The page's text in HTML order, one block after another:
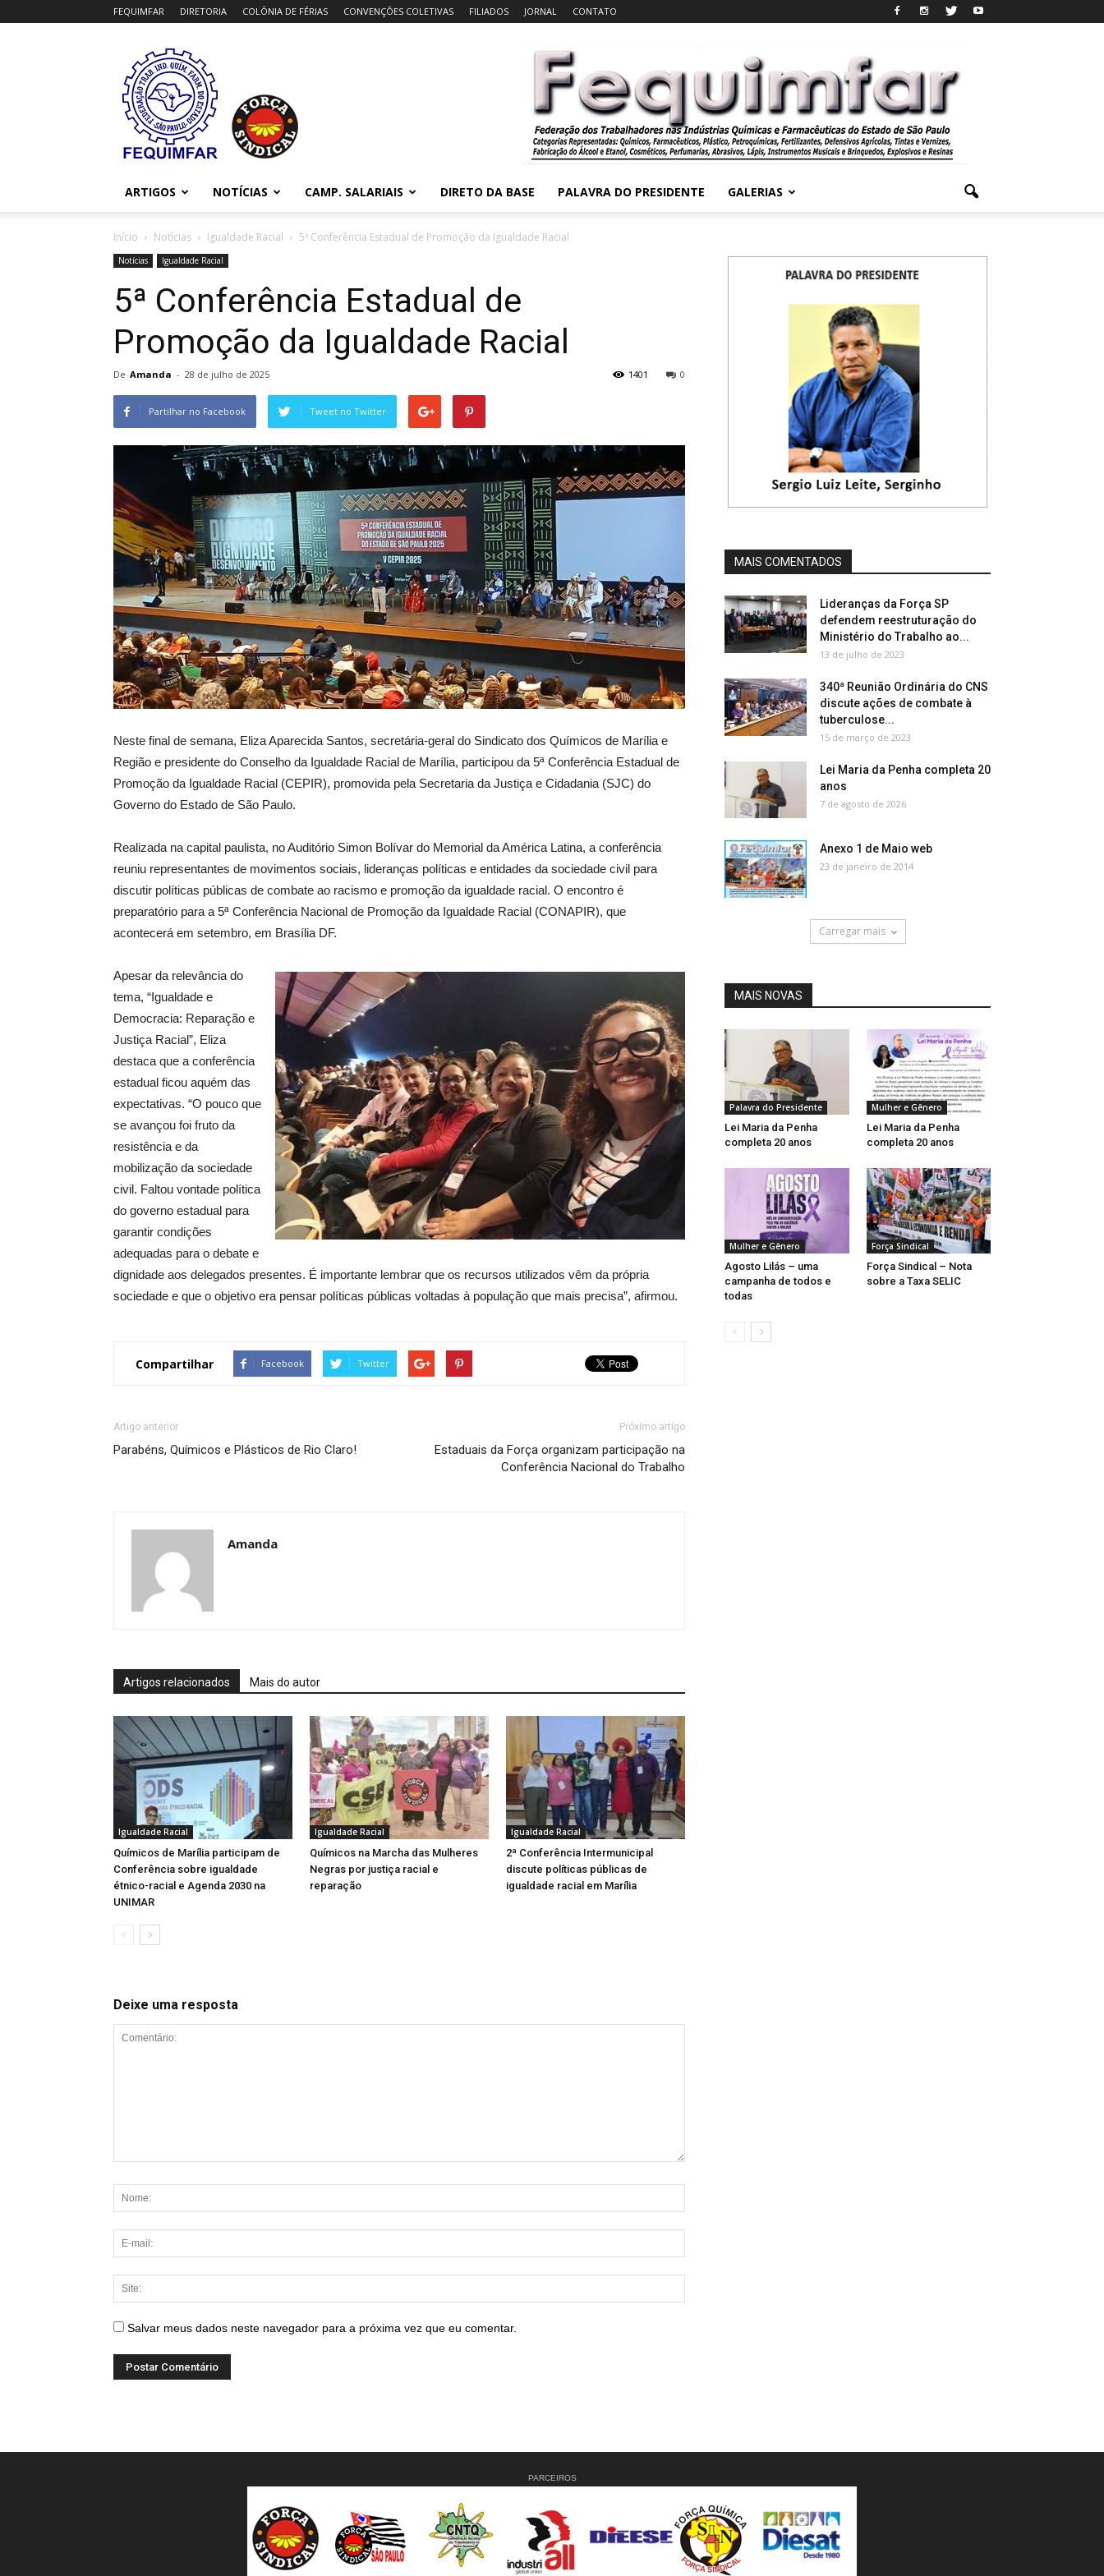
FEQUIMFAR DIRETORIA COLÔNIA DE FÉRIAS CONVENÇÕES COLETIVAS FILIADOS JORNAL CONTATO
ARTIGOS NOTÍCIAS CAMP. SALARIAIS DIRETO DA BASE PALAVRA DO PRESIDENTE GALERIAS
Início Notícias Igualdade Racial 5ª Conferência Estadual de Promoção da Igualdade Racial
Notícias Igualdade Racial
5ª Conferência Estadual de
Promoção da Igualdade Racial
De Amanda - 28 de julho de 2025 0
1401
Partilhar no Facebook Tweet no Twitter
Neste final de semana, Eliza Aparecida Santos, secretária-geral do Sindicato dos Químicos de Marília e
Região e presidente do Conselho da Igualdade Racial de Marília, participou da 5ª Conferência Estadual de
Promoção da Igualdade Racial (CEPIR), promovida pela Secretaria da Justiça e Cidadania (SJC) do
Governo do Estado de São Paulo.
Realizada na capital paulista, no Auditório Simon Bolívar do Memorial da América Latina, a conferência
reuniu representantes de movimentos sociais, lideranças políticas e entidades da sociedade civil para
discutir políticas públicas de combate ao racismo e promoção da igualdade racial. O encontro é
preparatório para a 5ª Conferência Nacional de Promoção da Igualdade Racial (CONAPIR), que
acontecerá em setembro, em Brasília DF.
Apesar da relevância do
tema, “Igualdade e
Democracia: Reparação e
Justiça Racial”, Eliza
destaca que a conferência
estadual ficou aquém das
expectativas. “O pouco que
se avançou foi fruto da
resistência e da
mobilização da sociedade
civil. Faltou vontade política
do governo estadual para
garantir condições
adequadas para o debate e
dignidade aos delegados presentes. É importante lembrar que os recursos utilizados vêm da própria
sociedade e que o objetivo era pensar políticas públicas voltadas à população que mais precisa”, afirmou.
Compartilhar Facebook Twitter
Artigo anterior
Parabéns, Químicos e Plásticos de Rio Claro!
Próximo artigo
Estaduais da Força organizam participação na
Conferência Nacional do Trabalho
Amanda
Artigos relacionados Mais do autor
Igualdade Racial
Químicos de Marília participam de
Conferência sobre igualdade
étnico-racial e Agenda 2030 na
UNIMAR
Igualdade Racial
Químicos na Marcha das Mulheres
Negras por justiça racial e
reparação
Igualdade Racial
2ª Conferência Intermunicipal
discute políticas públicas de
igualdade racial em Marília
Deixe uma resposta
Salvar meus dados neste navegador para a próxima vez que eu comentar.
MAIS COMENTADOS
Lideranças da Força SP
defendem reestruturação do
Ministério do Trabalho ao...
13 de julho de 2023
340ª Reunião Ordinária do CNS
discute ações de combate à
tuberculose...
15 de março de 2023
Lei Maria da Penha completa 20
anos
7 de agosto de 2026
Anexo 1 de Maio web
23 de janeiro de 2014
Carregar mais
MAIS NOVAS
Palavra do Presidente
Lei Maria da Penha
completa 20 anos
Mulher e Gênero
Lei Maria da Penha
completa 20 anos
Mulher e Gênero
Agosto Lilás – uma
campanha de todos e
todas
Força Sindical
Força Sindical – Nota
sobre a Taxa SELIC
PARCEIROS